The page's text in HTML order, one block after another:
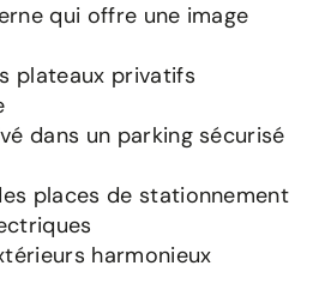
qui offre une image
plateaux privatifs
dans un parking sécurisé
places de stationnement
harmonieux